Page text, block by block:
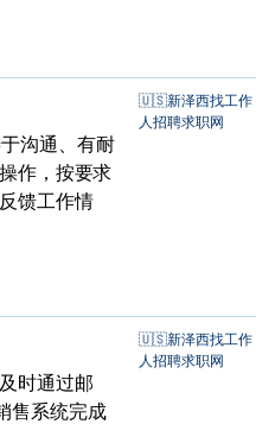
沟通、有耐
作，按要求
馈工作情
🇺🇸新泽西找工作
人招聘求职网
时通过邮
售系统完成
🇺🇸新泽西找工作
人招聘求职网